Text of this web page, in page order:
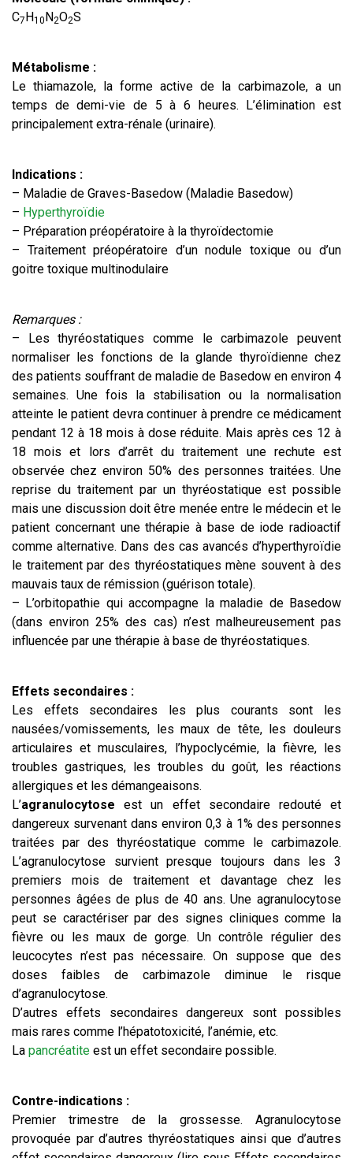
C7H10N2O2S
Métabolisme :
Le thiamazole, la forme active de la carbimazole, a un
temps de demi-vie de 5 à 6 heures. L’élimination est
principalement extra-rénale (urinaire).
Indications :
– Maladie de Graves-Basedow (Maladie Basedow)
– Hyperthyroïdie
– Préparation préopératoire à la thyroïdectomie
– Traitement préopératoire d’un nodule toxique ou d’un
goitre toxique multinodulaire
Remarques :
– Les thyréostatiques comme le carbimazole peuvent
normaliser les fonctions de la glande thyroïdienne chez
des patients souffrant de maladie de Basedow en environ 4
semaines. Une fois la stabilisation ou la normalisation
atteinte le patient devra continuer à prendre ce médicament
pendant 12 à 18 mois à dose réduite. Mais après ces 12 à
18 mois et lors d’arrêt du traitement une rechute est
observée chez environ 50% des personnes traitées. Une
reprise du traitement par un thyréostatique est possible
mais une discussion doit être menée entre le médecin et le
patient concernant une thérapie à base de iode radioactif
comme alternative. Dans des cas avancés d’hyperthyroïdie
le traitement par des thyréostatiques mène souvent à des
mauvais taux de rémission (guérison totale).
– L’orbitopathie qui accompagne la maladie de Basedow
(dans environ 25% des cas) n’est malheureusement pas
influencée par une thérapie à base de thyréostatiques.
Effets secondaires :
Les effets secondaires les plus courants sont les
nausées/vomissements, les maux de tête, les douleurs
articulaires et musculaires, l’hypoclycémie, la fièvre, les
troubles gastriques, les troubles du goût, les réactions
allergiques et les démangeaisons.
L’agranulocytose est un effet secondaire redouté et
dangereux survenant dans environ 0,3 à 1% des personnes
traitées par des thyréostatique comme le carbimazole.
L’agranulocytose survient presque toujours dans les 3
premiers mois de traitement et davantage chez les
personnes âgées de plus de 40 ans. Une agranulocytose
peut se caractériser par des signes cliniques comme la
fièvre ou les maux de gorge. Un contrôle régulier des
leucocytes n’est pas nécessaire. On suppose que des
doses faibles de carbimazole diminue le risque
d’agranulocytose.
D’autres effets secondaires dangereux sont possibles
mais rares comme l’hépatotoxicité, l’anémie, etc.
La pancréatite est un effet secondaire possible.
Contre-indications :
Premier trimestre de la grossesse. Agranulocytose
provoquée par d’autres thyréostatiques ainsi que d’autres